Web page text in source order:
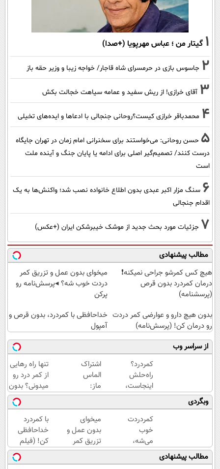
1 گیتار من ؛ عباس مهرپویا (+صدا)
2 جاسوس بازی در حرمسرای شاه قاجار/ خواجه زیبا و وزیر حقه باز
3 آقای خرازی! از ریش سفید و عمامه سیاهت خجالت بکش
4 محمدباقر خرازی کیست؟روحانی جنجالی با ادعاها و ایده‌های تخیلی
5 حسن روحانی: می‌خواستند برای سخنرانی امام زمان در تهران جایگاه
درست کنند/ تصمیم‌گیر اصلی برای ادامه یا پایان جنگ و آینده ملت
است
6 سنگ مزار اکبر عبدی بدون اطلاع خانواده نصب شد؛ واکنش‌ها به یک
اقدام جنجالی
7 جزئیات مورد بحث جدید از موشک خیبرشکن ایران (+عکس)
مطالب پیشنهادی
هیچ کس کمرشو جراحی نمیکنه❗
درمان کمردرد بدون قرص
(پرسشنامه)
میخوای بدون عمل و تزریق کمر
دردت خوب شه؟ ◂پرسش‌نامه رو
پرکن
بدون هیچ دارو و عوارضی کمر دردت
رو درمان کن! (پرسش‌نامه)
خداحافظی با کمردرد، بدون قرص و
آمپول
از سراسر وب
کمردرد؟
راه‌حلش
اینجاست،
نه توی
داروخونه
اشتراک
الماس
ماز:
برای
رتبه
یک‌های
کنکور!
تنها راه رهایی
از کمر درد رو
میدونی؟ بدون
نیاز به دارو!
(◂پرسش‌نامه)
وبگردی
کمردردت
خوب
می‌شه،
اگر این
پرسشنامه
میخوای
بدون عمل و
تزریق کمر
دردت خوب
شه؟
با کمردرد
خداحافظی
کن! (فیلم
و ببین ◀
پرسش‌نامه
مطالب پیشنهادی